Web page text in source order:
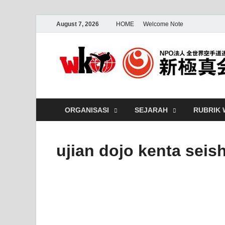
August 7, 2026 HOME Welcome Note
ORGANISASI SEJARAH RUBRIK
ujian dojo kenta